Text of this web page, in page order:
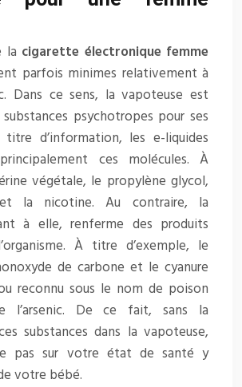
la cigarette électronique femme
parfois minimes relativement à
Dans ce sens, la vapoteuse est
psychotropes pour ses
titre d’information, les e-liquides
ces molécules. À
végétale, le propylène glycol,
la nicotine. Au contraire, la
à elle, renferme des produits
À titre d’exemple, le
de carbone et le cyanure
reconnu sous le nom de poison
l’arsenic. De ce fait, sans la
substances dans la vapoteuse,
pas sur votre état de santé y
votre bébé.